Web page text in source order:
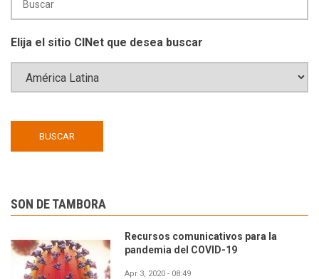
Elija el sitio CINet que desea buscar
SON DE TAMBORA
Recursos comunicativos para la
pandemia del COVID-19
Apr 3, 2020 - 08:49